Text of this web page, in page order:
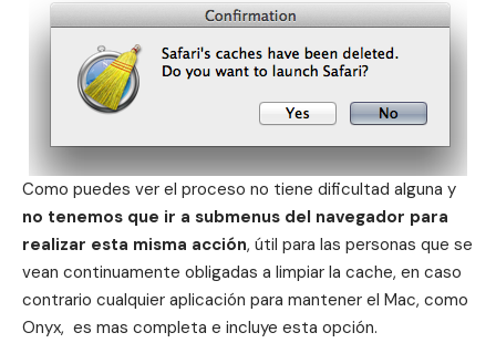
Como puedes ver el proceso no tiene dificultad alguna y
no tenemos que ir a submenus del navegador para
realizar esta misma acción, útil para las personas que se
vean continuamente obligadas a limpiar la cache, en caso
contrario cualquier aplicación para mantener el Mac, como
Onyx, es mas completa e incluye esta opción.